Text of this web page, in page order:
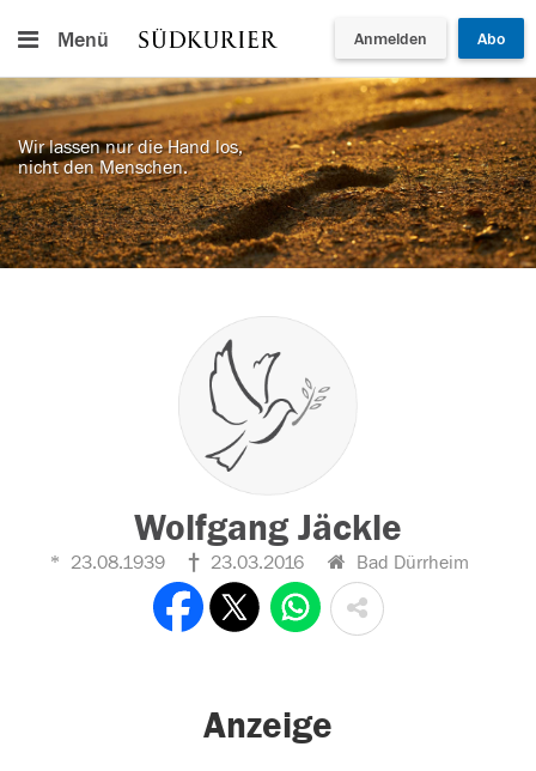
Menü Anmelden Abo
Wir lassen nur die Hand los,
nicht den Menschen.
Wolfgang Jäckle
23.08.1939 23.03.2016 Bad Dürrheim
Anzeige